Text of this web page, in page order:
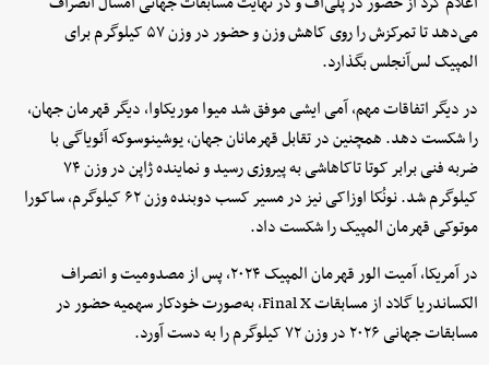
می‌دهد تا تمرکزش را روی کاهش وزن و حضور در وزن ۵۷ کیلوگرم برای
المپیک لس‌آنجلس بگذارد.
در دیگر اتفاقات مهم، آمی ایشی موفق شد میوا موریکاوا، دیگر قهرمان جهان،
را شکست دهد. همچنین در تقابل قهرمانان جهان، یوشینوسوکه آئویاگی با
ضربه فنی برابر کوتا تاکاهاشی به پیروزی رسید و نماینده ژاپن در وزن ۷۴
کیلوگرم شد. نونُکا اوزاکی نیز در مسیر کسب دوبنده وزن ۶۲ کیلوگرم، ساکورا
موتوکی قهرمان المپیک را شکست داد.
در آمریکا، آمیت الور قهرمان المپیک ۲۰۲۴، پس از مصدومیت و انصراف
الکساندریا گلاد از مسابقات Final X، به‌صورت خودکار سهمیه حضور در
مسابقات جهانی ۲۰۲۶ در وزن ۷۲ کیلوگرم را به دست آورد.